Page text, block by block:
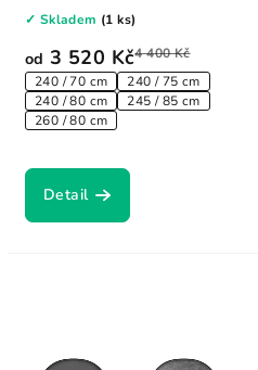
od 3 520 Kč4 400 Kč
240 / 70 cm
240 / 75 cm
240 / 80 cm
245 / 85 cm
260 / 80 cm
✓ Skladem (1 ks)
Detail